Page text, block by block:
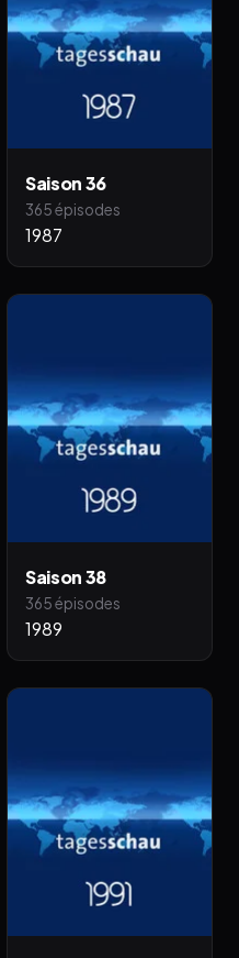
Saison 36
365 épisodes
1987
Saison 38
365 épisodes
1989